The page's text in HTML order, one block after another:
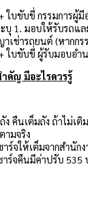
ใบขับขี่ กรรมการผู้มี
บุ 1. มอบให้รับรถแ
ช่ารถยนต์ (หากกร
ใบขับขี่ ผู้รับมอบอำ
คัญ มีอะไรควรรู้
ง คืนเต็มถัง ถ้าไม่เ
ามจริง
ร์จให้เต็มจากสำนัก
ร์จคืนมีค่าปรับ 535